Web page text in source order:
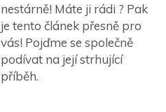
nestárně! Máte ji rádi ? Pak
je tento článek přesně pro
vás! Pojďme se společně
podívat na její strhující
příběh.